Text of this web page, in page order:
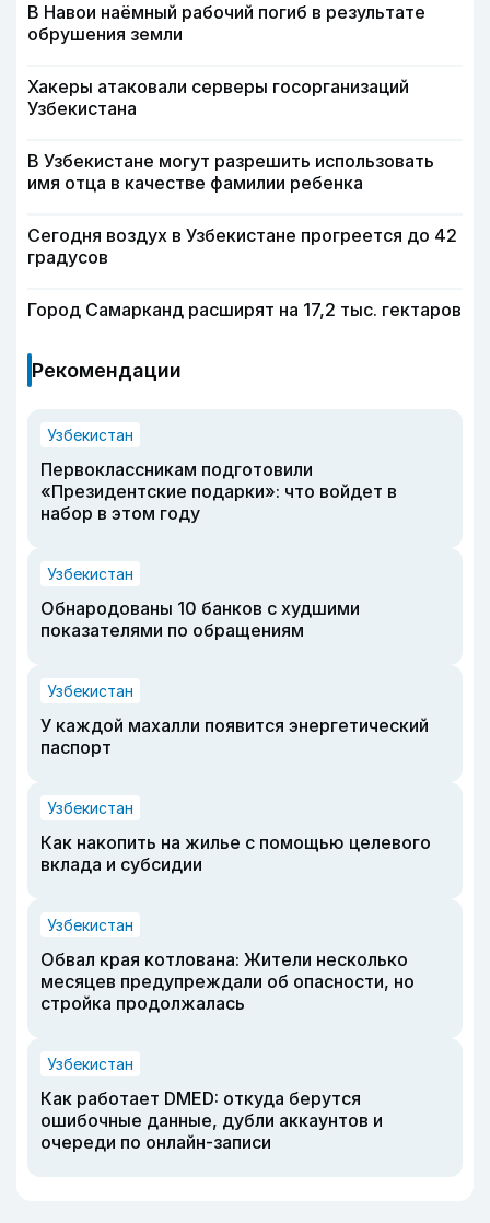
В Навои наёмный рабочий погиб в результате
обрушения земли
Хакеры атаковали серверы госорганизаций
Узбекистана
В Узбекистане могут разрешить использовать
имя отца в качестве фамилии ребенка
Сегодня воздух в Узбекистане прогреется до 42
градусов
Город Самарканд расширят на 17,2 тыс. гектаров
Рекомендации
Узбекистан
Первоклассникам подготовили
«Президентские подарки»: что войдет в
набор в этом году
Узбекистан
Обнародованы 10 банков с худшими
показателями по обращениям
Узбекистан
У каждой махалли появится энергетический
паспорт
Узбекистан
Как накопить на жилье с помощью целевого
вклада и субсидии
Узбекистан
Обвал края котлована: Жители несколько
месяцев предупреждали об опасности, но
стройка продолжалась
Узбекистан
Как работает DMED: откуда берутся
ошибочные данные, дубли аккаунтов и
очереди по онлайн-записи